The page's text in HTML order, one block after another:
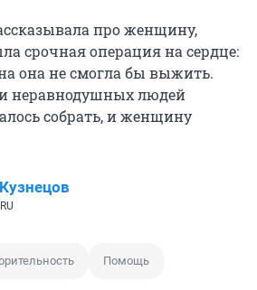
про женщину,
срочная операция на сердце:
она не смогла бы выжить.
неравнодушных людей
собрать, и женщину
Помощь